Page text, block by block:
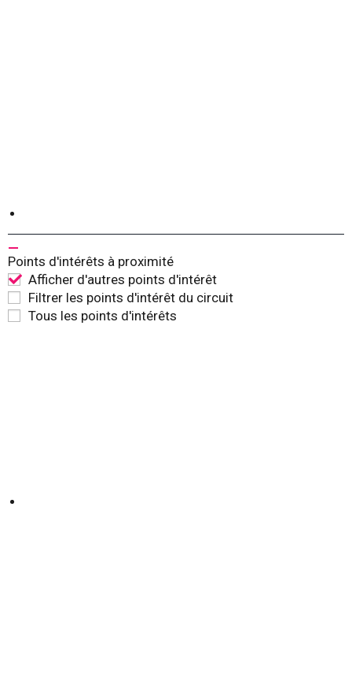
Points d'intérêts à proximité
Afficher d'autres points d'intérêt
Filtrer les points d'intérêt du circuit
Tous les points d'intérêts